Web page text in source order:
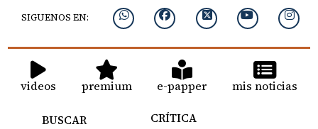
SIGUENOS EN:
videos premium e-papper mis noticias
BUSCAR
CRÍTICA